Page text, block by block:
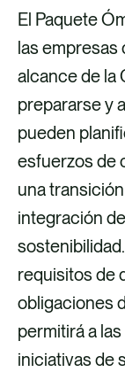
El Paquete
las empresas
alcance de la
prepararse y
pueden
esfuerzos de
una
integración
requisitos de
obligaciones
permitirá a
iniciativas de